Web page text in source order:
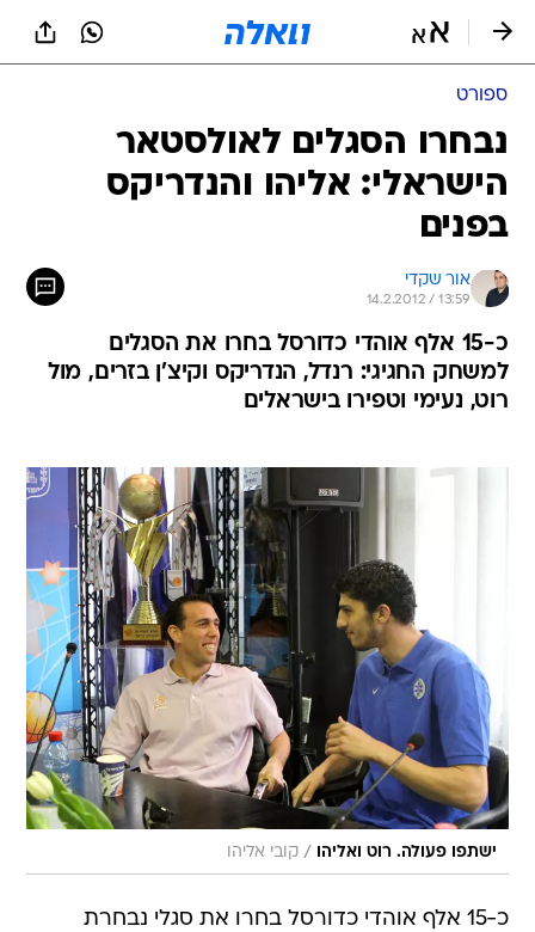
ספורט
נבחרו הסגלים לאולסטאר
הישראלי: אליהו והנדריקס
בפנים
אור שקדי
14.2.2012 / 13:59
כ-15 אלף אוהדי כדורסל בחרו את הסגלים
למשחק החגיגי: רנדל, הנדריקס וקיצ'ן בזרים, מול
רוט, נעימי וטפירו בישראלים
ישתפו פעולה. רוט ואליהו / קובי אליהו
כ-15 אלף אוהדי כדורסל בחרו את סגלי נבחרת